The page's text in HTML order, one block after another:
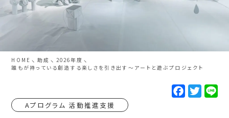
HOME 助成
2026年度
誰もが持っている創造する楽しさを引き出す〜アートと遊ぶプロジェクト
F
a
T
w
L
i
Aプログラム 活動推進支援